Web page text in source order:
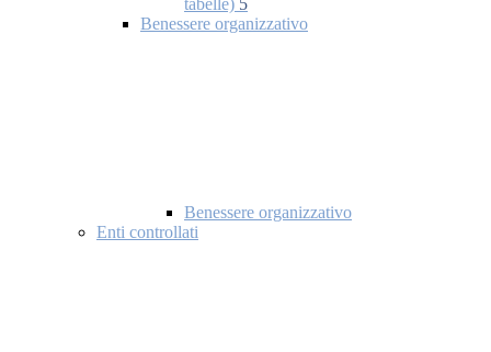
tabelle) 5
Benessere organizzativo
Benessere organizzativo
Enti controllati